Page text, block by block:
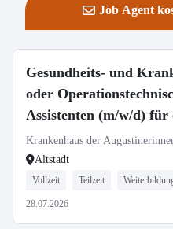
Job Agent
Gesundheits- und
oder
Assistenten (m/w/d)
OP - Neuaufbau
Krankenhaus der
Altstadt
Vollzeit Teilzeit
28.07.2026